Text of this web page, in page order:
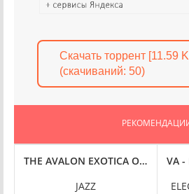
Скачать торрент [11.59
(cкачиваний: 50)
(2025) FLAC
- EDITION DE LUXE [24-BIT HI-
THE AVALON EXOTICA
JAZZ
VA -